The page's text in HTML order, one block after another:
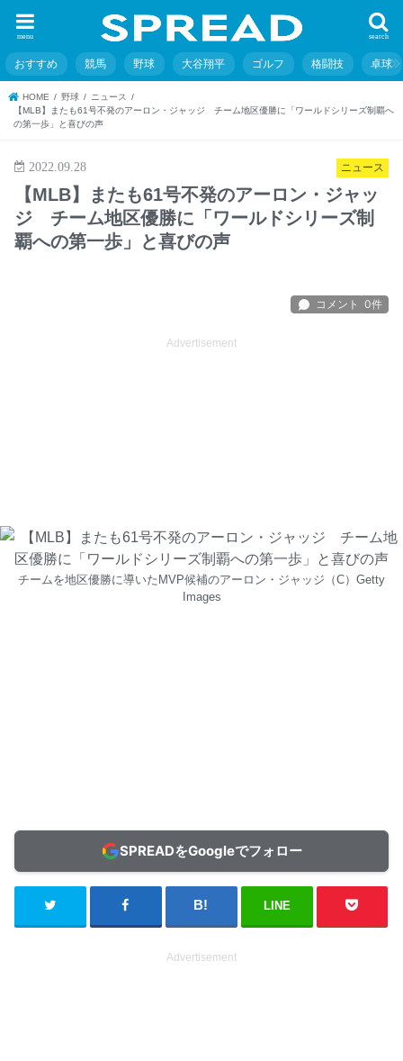
search
menu
おすすめ 競馬 野球 大谷翔平 ゴルフ 格闘技 卓球
HOME 野球
ニュース
【MLB】またも61号不発のアーロン・ジャッジ チーム地区優勝に「ワールドシリーズ制覇へ
の第一歩」と喜びの声
ニュース
2022.09.28
【MLB】またも61号不発のアーロン・ジャッ
ジ チーム地区優勝に「ワールドシリーズ制
覇への第一歩」と喜びの声
Advertisement
チームを地区優勝に導いたMVP候補のアーロン・ジャッジ（C）Getty
Images
SPREADをGoogleでフォロー
LINE
Advertisement